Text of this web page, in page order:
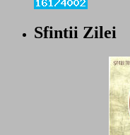
Sfintii Zilei